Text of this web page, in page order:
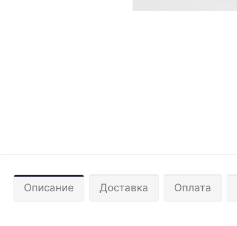
Описание Доставка Оплата